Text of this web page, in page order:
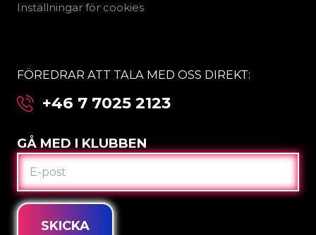
Inställningar för cookies
FÖREDRAR ATT TALA MED OSS DIREKT:
+46 7 7025 2123
GÅ MED I KLUBBEN
E-
POST
SKICKA